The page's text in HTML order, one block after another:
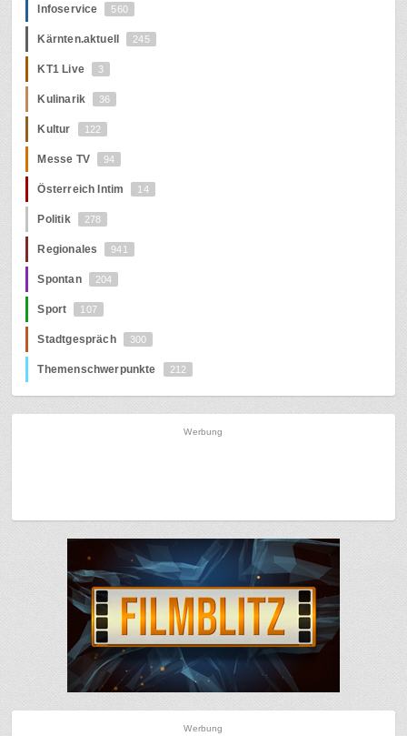
Infoservice 560
Kärnten.aktuell 245
KT1 Live 3
Kulinarik 36
Kultur 122
Messe TV 94
Österreich Intim 14
Politik 278
Regionales 941
Spontan 204
Sport 107
Stadtgespräch 300
Themenschwerpunkte 212
Werbung
Werbung